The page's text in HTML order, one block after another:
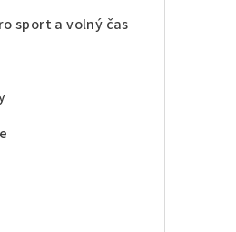
sport a volný čas